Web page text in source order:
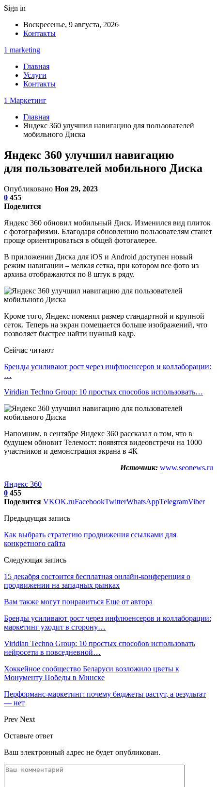
Sign in
Воскресенье, 9 августа, 2026
Контакты
1 marketing
Главная
Услуги
Контакты
1 Маркетинг
Главная
Яндекс 360 улучшил навигацию для пользователей
мобильного Диска
Яндекс 360 улучшил навигацию
для пользователей мобильного Диска
Опубликовано Ноя 29, 2023
0 455
Поделится
Яндекс 360 обновил мобильный Диск. Изменился вид плиток
с фотографиями. Благодаря обновлению пользователям станет
проще ориентироваться в общей фотогалерее.
В приложении Диска для iOS и Android доступен новый
режим навигации – мелкая сетка, при котором все фото из
архива отображаются по 8 штук в ряду.
Кроме того, Яндекс поменял размер стандартной и крупной
сеток. Теперь на экран помещается больше изображений, что
позволяет быстрее найти нужный кадр.
Сейчас читают
Бренды усиливают рост через инфлюенсеров и коллаборации:
…
Viridian Techno Group: 10 простых способов использовать…
Напомним, в сентябре Яндекс 360 рассказал о том, что в
будущем обновит Телемост: появятся видеовстречи на 1000
участников и демонстрация экрана в 4К
Источник: www.seonews.ru
Яндекс 360
0 455
Поделится VKOK.ruFacebookTwitterWhatsAppTelegramViber
Предыдущая запись
Как выбрать стратегию продвижения ссылками для
конкретного сайта
Следующая запись
15 декабря состоится бесплатная онлайн-конференция о
продвижении на западных рынках
Вам также могут понравиться Еще от автора
Бренды усиливают рост через инфлюенсеров и коллаборации:
маркетинг уходит в сторону…
Viridian Techno Group: 10 простых способов использовать
нейросети в повседневной…
Хоккейное сообщество Беларуси возложило цветы к
Монументу Победы в Минске
Перформанс-маркетинг: почему бюджеты растут, а результат
— нет
Prev Next
Оставьте ответ
Ваш электронный адрес не будет опубликован.